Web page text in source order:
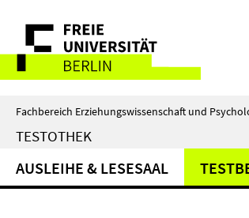
direkt
Inhalt
Service-
Navigation
Fachbereich Erziehungswissenschaft und
TESTOTHEK
AUSLEIHE & LESESAAL